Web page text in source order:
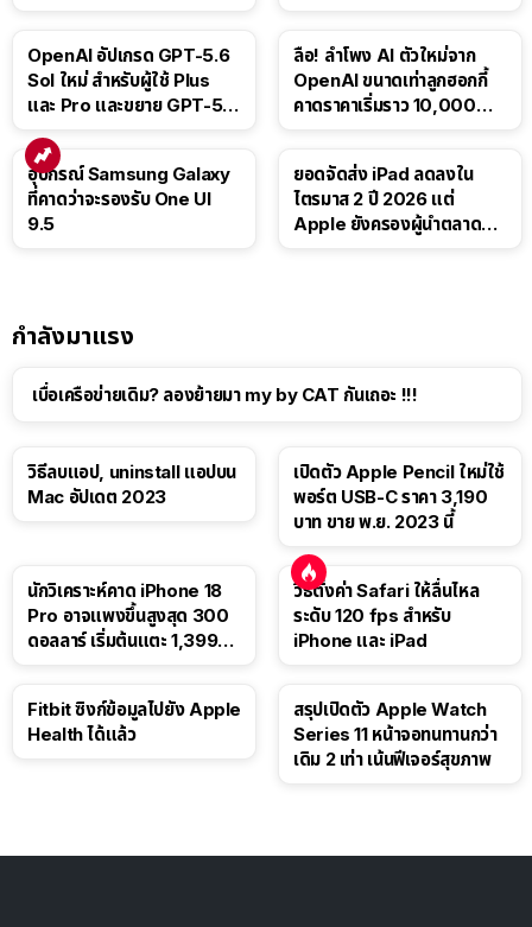
OpenAI อัปเกรด GPT-5.6
Sol ใหม่ สำหรับผู้ใช้ Plus
และ Pro และขยาย GPT-5.6
ลือ! ลำโพง AI ตัวใหม่จาก
OpenAI ขนาดเท่าลูกฮอกกี้
คาดราคาเริ่มราว 10,000
อุปกรณ์ Samsung Galaxy
ที่คาดว่าจะรองรับ One UI
9.5
ยอดจัดส่ง iPad ลดลงใน
ไตรมาส 2 ปี 2026 แต่
Apple ยังครองผู้นำตลาด
กำลังมาแรง
เบื่อเครือข่ายเดิม? ลองย้ายมา my by CAT กันเถอะ !!!
วิธีลบแอป, uninstall แอปบน
Mac อัปเดต 2023
เปิดตัว Apple Pencil ใหม่ใช้
พอร์ต USB-C ราคา 3,190
บาท ขาย พ.ย. 2023 นี้
นักวิเคราะห์คาด iPhone 18
Pro อาจแพงขึ้นสูงสุด 300
ดอลลาร์ เริ่มต้นแตะ 1,399
วิธีตั้งค่า Safari ให้ลื่นไหล
ระดับ 120 fps สำหรับ
iPhone และ iPad
Fitbit ซิงก์ข้อมูลไปยัง Apple
Health ได้แล้ว
สรุปเปิดตัว Apple Watch
Series 11 หน้าจอทนทานกว่า
เดิม 2 เท่า เน้นฟีเจอร์สุขภาพ